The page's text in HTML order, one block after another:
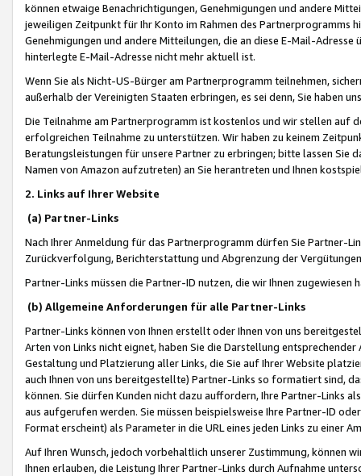
können etwaige Benachrichtigungen, Genehmigungen und andere
jeweiligen Zeitpunkt für Ihr Konto im Rahmen des Partnerprogramms
Genehmigungen und andere Mitteilungen, die an diese E-Mail-
hinterlegte E-Mail-Adresse nicht mehr aktuell ist.
Wenn Sie als Nicht-US-Bürger am Partnerprogramm teilnehmen,
außerhalb der Vereinigten Staaten erbringen, es sei denn, Sie haben
Die Teilnahme am Partnerprogramm ist kostenlos und wir stellen auf
erfolgreichen Teilnahme zu unterstützen. Wir haben zu keinem
Beratungsleistungen für unsere Partner zu erbringen; bitte lassen Sie
Namen von Amazon aufzutreten) an Sie herantreten und Ihnen
2. Links auf Ihrer Website
(a) Partner-Links
Nach Ihrer Anmeldung für das Partnerprogramm dürfen Sie Partner-
Zurückverfolgung, Berichterstattung und Abgrenzung der
Partner-Links müssen die Partner-ID nutzen, die wir Ihnen zugewiesen
(b) Allgemeine Anforderungen für alle Partner-Links
Partner-Links können von Ihnen erstellt oder Ihnen von uns
Arten von Links nicht eignet, haben Sie die Darstellung
Gestaltung und Platzierung aller Links, die Sie auf Ihrer Website
auch Ihnen von uns bereitgestellte) Partner-Links so formatiert sind,
können. Sie dürfen Kunden nicht dazu auffordern, Ihre Partner-Links
aus aufgerufen werden. Sie müssen beispielsweise Ihre Partner-ID
Format erscheint) als Parameter in die URL eines jeden Links zu einer
Auf Ihren Wunsch, jedoch vorbehaltlich unserer Zustimmung, können
Ihnen erlauben, die Leistung Ihrer Partner-Links durch Aufnahme